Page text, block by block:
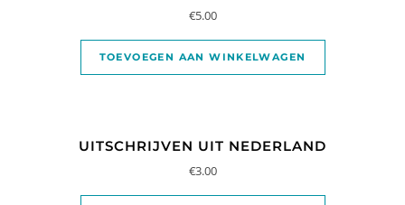
€5.00
TOEVOEGEN AAN WINKELWAGEN
UITSCHRIJVEN UIT NEDERLAND
€3.00